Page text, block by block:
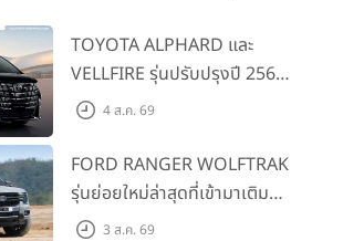
TOYOTA ALPHARD และ
VELLFIRE รุ่นปรับปรุงปี 2569
พร้อมรุ่นย่อยใหม่ HEV
4 ส.ค. 69
FORD RANGER WOLFTRAK
รุ่นย่อยใหม่ล่าสุดที่เข้ามาเติม
เต็มไลน์อัป พร้อมตอบโจทย์ทุก
3 ส.ค. 69